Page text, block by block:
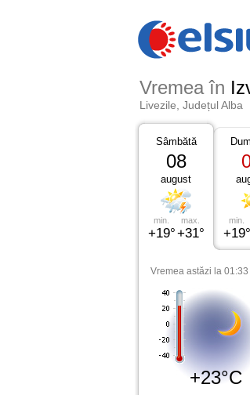
Vremea în
Livezile, Județul Alba
Sâmbătă
08
august
min.
+19°
max.
+31°
min.
+19°
Vremea astăzi la 01:33
+23°C